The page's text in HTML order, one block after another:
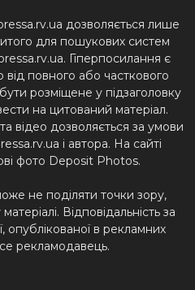
дозволяється лише
для пошукових систем
Гіперпосилання є
повного або часткового
розміщене у підзаголовку
на цитований матеріал.
відео дозволяється за умови
і автора. На сайті
фото Deposit Photos.
не поділяти точки зору,
Відповідальність за
опублікованої в рекламних
рекламодавець.